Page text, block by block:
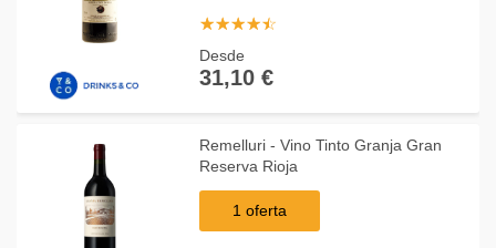
☆☆☆☆☆
★★★★★
Desde
31,10 €
Remelluri - Vino Tinto Granja Gran
Reserva Rioja
1 oferta